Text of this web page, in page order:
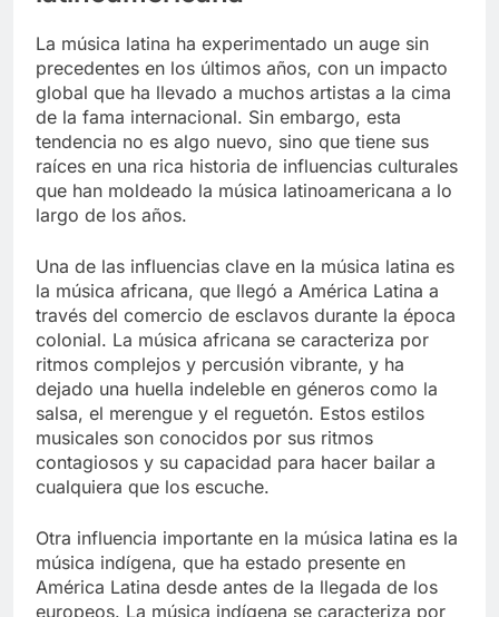
La música latina ha experimentado un auge sin
precedentes en los últimos años, con un impacto
global que ha llevado a muchos artistas a la cima
de la fama internacional. Sin embargo, esta
tendencia no es algo nuevo, sino que tiene sus
raíces en una rica historia de influencias culturales
que han moldeado la música latinoamericana a lo
largo de los años.
Una de las influencias clave en la música latina es
la música africana, que llegó a América Latina a
través del comercio de esclavos durante la época
colonial. La música africana se caracteriza por
ritmos complejos y percusión vibrante, y ha
dejado una huella indeleble en géneros como la
salsa, el merengue y el reguetón. Estos estilos
musicales son conocidos por sus ritmos
contagiosos y su capacidad para hacer bailar a
cualquiera que los escuche.
Otra influencia importante en la música latina es la
música indígena, que ha estado presente en
América Latina desde antes de la llegada de los
europeos. La música indígena se caracteriza por